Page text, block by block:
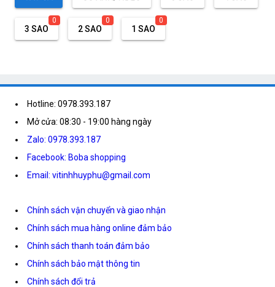
3 SAO
0
2 SAO
0
1 SAO
0
Hotline: 0978.393.187
Mở cửa: 08:30 - 19:00 hàng ngày
Zalo: 0978.393.187
Facebook: Boba shopping
Email: vitinhhuyphu@gmail.com
Chính sách vận chuyển và giao nhận
Chính sách mua hàng online đảm bảo
Chính sách thanh toán đảm bảo
Chính sách bảo mật thông tin
Chính sách đổi trả